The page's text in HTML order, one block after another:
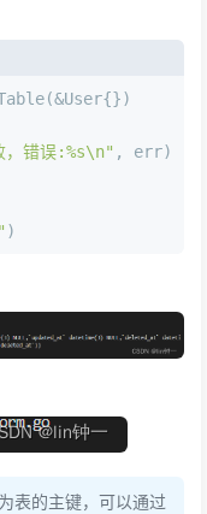
，错误:%s\n" , err)
)
表的主键，可以通过